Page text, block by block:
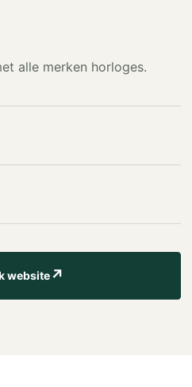
alle merken horloges.
website↗